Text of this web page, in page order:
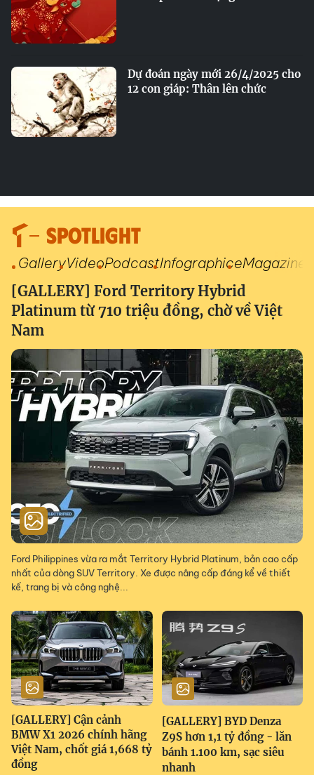
Dự đoán ngày mới 26/4/2025 cho
12 con giáp: Thân lên chức
SPOTLIGHT
GalleryVideoPodcastInfographiceMagazine
[GALLERY] Ford Territory Hybrid
Platinum từ 710 triệu đồng, chờ về Việt
Nam
Ford Philippines vừa ra mắt Territory Hybrid Platinum, bản cao cấp
nhất của dòng SUV Territory. Xe được nâng cấp đáng kể về thiết
kế, trang bị và công nghệ...
[GALLERY] Cận cảnh
BMW X1 2026 chính hãng
Việt Nam, chốt giá 1,668 tỷ
đồng
[GALLERY] BYD Denza
Z9S hơn 1,1 tỷ đồng - lăn
bánh 1.100 km, sạc siêu
nhanh